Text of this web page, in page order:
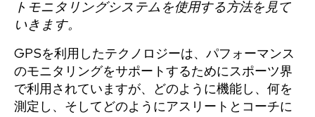
トモニタリングシステムを使用する方法を見て
いきます。
GPSを利用したテクノロジーは、パフォーマンス
のモニタリングをサポートするためにスポーツ界
で利用されていますが、どのように機能し、何を
測定し、そしてどのようにアスリートとコーチに